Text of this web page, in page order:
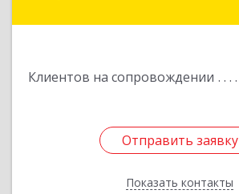
Клиентов на сопровождении
Отправить заявку
Показать контакты
Отправить заявку
Назад